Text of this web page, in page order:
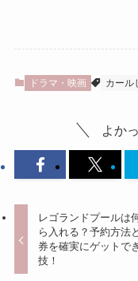
ドラマ・映画 カール
よか
レゴランドプールは
ら入れる？予約方法
券を確実にゲットで
技！